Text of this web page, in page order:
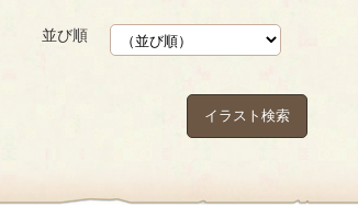
並び順
イラスト検索